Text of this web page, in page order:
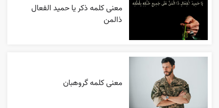
معنی کلمه ذکر یا حمید الفعال
ذالمن
معنی کلمه گروهبان